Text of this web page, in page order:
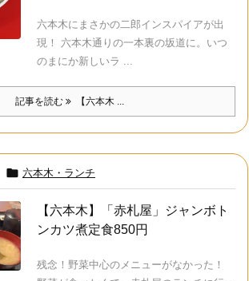
六本木にまさかの二郎インスパイアが出
現！ 六本木通りの一本裏の坂道に。いつ
のまにか新しいラ ...
記事を読む 【六本木 ...
 六本木・ランチ
【六本木】「赤札屋」ジャンボト
ンカツ煮定食850円
残念！野菜中心のメニューがなかった！